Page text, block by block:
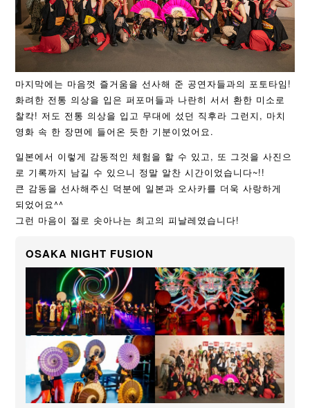
마지막에는 마음껏 즐거움을 선사해 준 공연자들과의 포토타임!
화려한 전통 의상을 입은 퍼포머들과 나란히 서서 환한 미소로
찰칵! 저도 전통 의상을 입고 무대에 섰던 직후라 그런지, 마치
영화 속 한 장면에 들어온 듯한 기분이었어요.
일본에서 이렇게 감동적인 체험을 할 수 있고, 또 그것을 사진으
로 기록까지 남길 수 있으니 정말 알찬 시간이었습니다~!!
큰 감동을 선사해주신 덕분에 일본과 오사카를 더욱 사랑하게
되었어요^^
그런 마음이 절로 솟아나는 최고의 피날레였습니다!
OSAKA NIGHT FUSION